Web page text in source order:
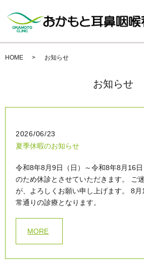
HOME お知らせ
お知らせ
2026/06/23
夏季休暇のお知らせ
令和8年8月9日（日）～令和8年8月16
のため休診とさせていただきます。 ご
が、よろしくお願い申し上げます。 8
常通りの診療となります。
MORE